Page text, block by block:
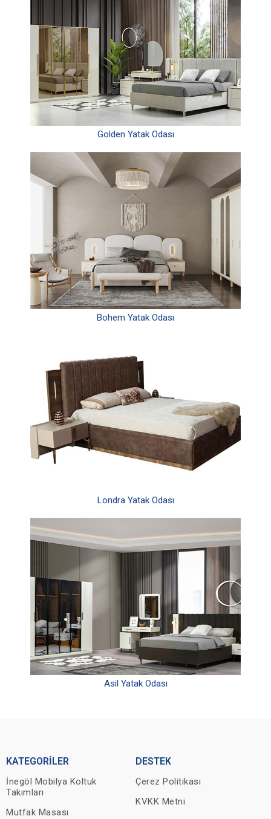
Golden Yatak Odası
Bohem Yatak Odası
Londra Yatak Odası
Asil Yatak Odası
KATEGORİLER
İnegöl Mobilya Koltuk
Takımları
Mutfak Masası
DESTEK
Çerez Politikası
KVKK Metni